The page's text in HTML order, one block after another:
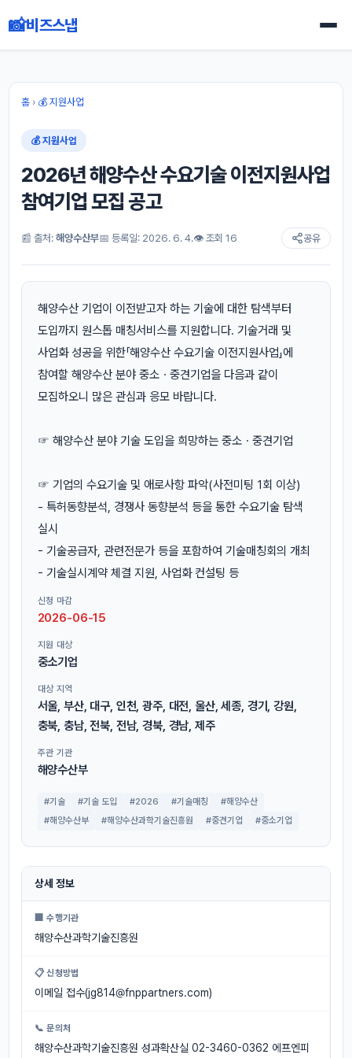
📸비즈스냅
홈› 💰 지원사업
💰 지원사업
2026년 해양수산 수요기술 이전지원사업
참여기업 모집 공고
📰 출처: 해양수산부📅 등록일: 2026. 6. 4.👁 조회 16 공유
해양수산 기업이 이전받고자 하는 기술에 대한 탐색부터
도입까지 원스톱 매칭서비스를 지원합니다. 기술거래 및
사업화 성공을 위한「해양수산 수요기술 이전지원사업」에
참여할 해양수산 분야 중소ㆍ중견기업을 다음과 같이
모집하오니 많은 관심과 응모 바랍니다.
☞ 해양수산 분야 기술 도입을 희망하는 중소ㆍ중견기업
☞ 기업의 수요기술 및 애로사항 파악(사전미팅 1회 이상)
- 특허동향분석, 경쟁사 동향분석 등을 통한 수요기술 탐색
실시
- 기술공급자, 관련전문가 등을 포함하여 기술매칭회의 개최
- 기술실시계약 체결 지원, 사업화 컨설팅 등
신청 마감
2026-06-15
지원 대상
중소기업
대상 지역
서울, 부산, 대구, 인천, 광주, 대전, 울산, 세종, 경기, 강원,
충북, 충남, 전북, 전남, 경북, 경남, 제주
주관 기관
해양수산부
#기술 #기술 도입 #2026 #기술매칭
#해양수산
#해양수산부
#해양수산과학기술진흥원 #중견기업 #중소기업
상세 정보
🏢 수행기관
해양수산과학기술진흥원
📋 신청방법
이메일 접수(jg814@fnppartners.com)
📞 문의처
해양수산과학기술진흥원 성과확산실 02-3460-0362 에프엔피